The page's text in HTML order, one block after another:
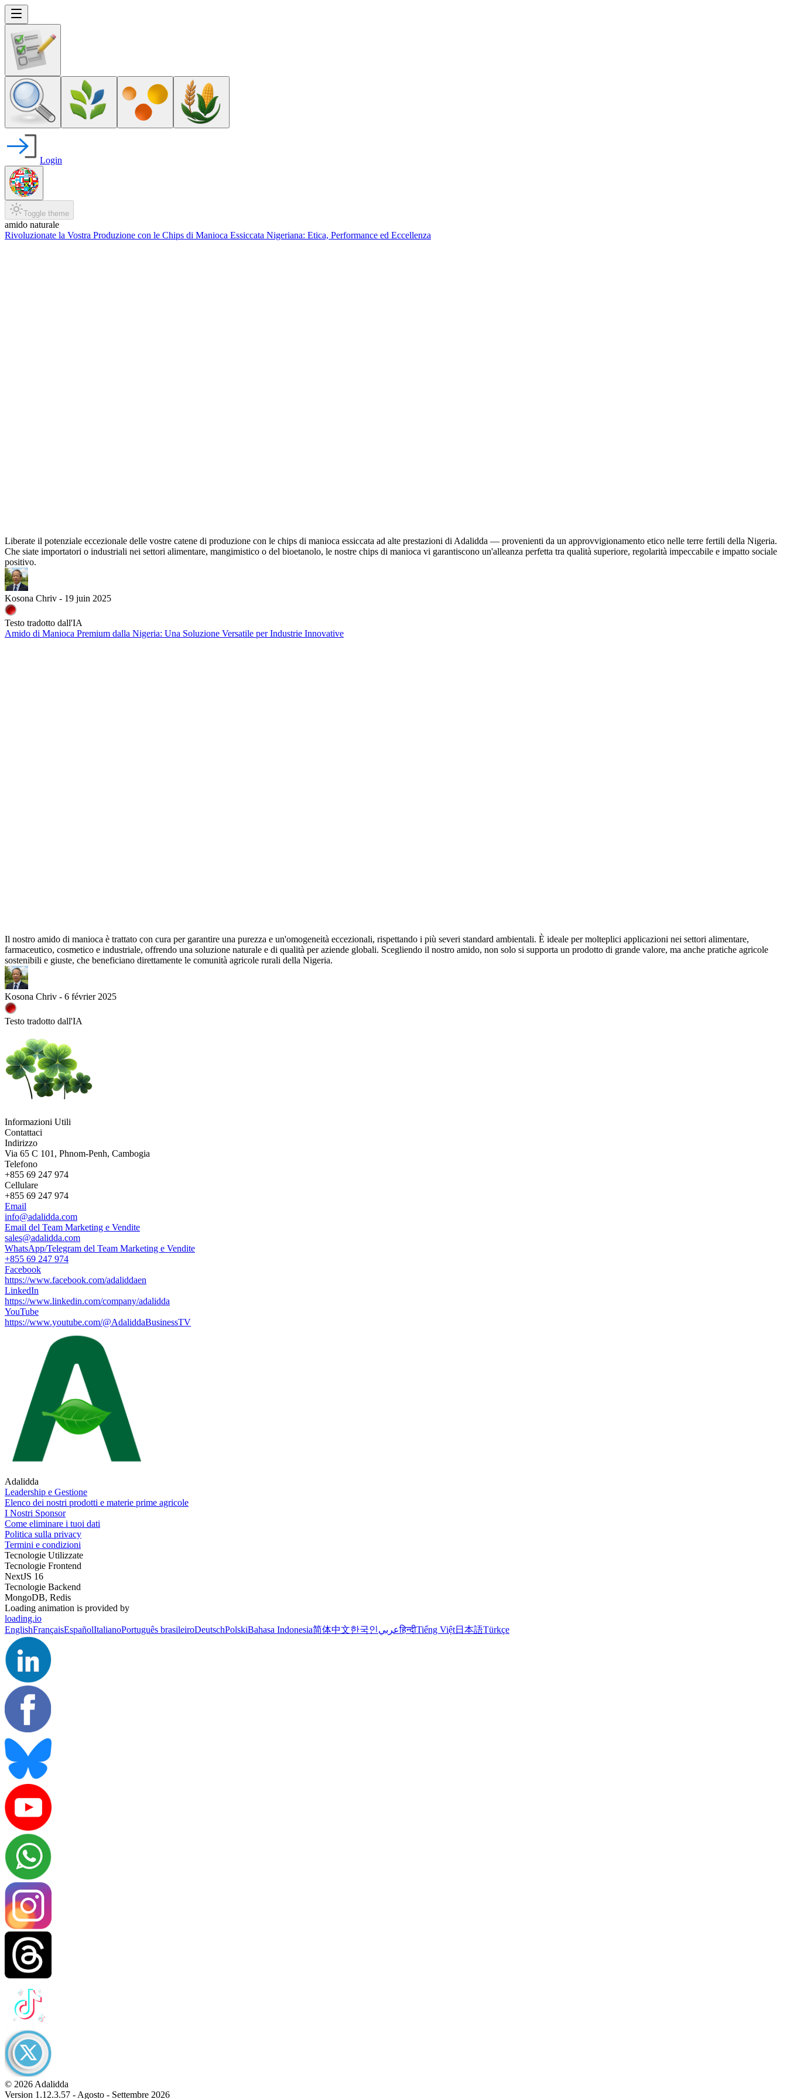
Login
Toggle theme
amido naturale
Rivoluzionate la Vostra Produzione con le Chips di Manioca Essiccata Nigeriana: Etica, Performance ed Eccellenza
Liberate il potenziale eccezionale delle vostre catene di produzione con le chips di manioca essiccata ad alte prestazioni di Adalidda — provenienti da un approvvigionamento etico nelle terre fertili della Nigeria.
Che siate importatori o industriali nei settori alimentare, mangimistico o del bioetanolo, le nostre chips di manioca vi garantiscono un'alleanza perfetta tra qualità superiore, regolarità impeccabile e impatto sociale
positivo.
Kosona Chriv - 19 juin 2025
Testo tradotto dall'IA
Amido di Manioca Premium dalla Nigeria: Una Soluzione Versatile per Industrie Innovative
Il nostro amido di manioca è trattato con cura per garantire una purezza e un'omogeneità eccezionali, rispettando i più severi standard ambientali. È ideale per molteplici applicazioni nei settori alimentare,
farmaceutico, cosmetico e industriale, offrendo una soluzione naturale e di qualità per aziende globali. Scegliendo il nostro amido, non solo si supporta un prodotto di grande valore, ma anche pratiche agricole
sostenibili e giuste, che beneficiano direttamente le comunità agricole rurali della Nigeria.
Kosona Chriv - 6 février 2025
Testo tradotto dall'IA
Informazioni Utili
Contattaci
Indirizzo
Via 65 C 101, Phnom-Penh, Cambogia
Telefono
+855 69 247 974
Cellulare
+855 69 247 974
Email
info@adalidda.com
Email del Team Marketing e Vendite
sales@adalidda.com
WhatsApp/Telegram del Team Marketing e Vendite
+855 69 247 974
Facebook
https://www.facebook.com/adaliddaen
LinkedIn
https://www.linkedin.com/company/adalidda
YouTube
https://www.youtube.com/@AdaliddaBusinessTV
Adalidda
Leadership e Gestione
Elenco dei nostri prodotti e materie prime agricole
I Nostri Sponsor
Come eliminare i tuoi dati
Politica sulla privacy
Termini e condizioni
Tecnologie Utilizzate
Tecnologie Frontend
NextJS 16
Tecnologie Backend
MongoDB, Redis
Loading animation is provided by
loading.io
EnglishFrançaisEspañolItalianoPortuguês brasileiroDeutschPolskiBahasa Indonesia简体中文한국인عربيहिन्दीTiếng Việt日本語Türkçe
© 2026 Adalidda
Version 1.12.3.57 - Agosto - Settembre 2026